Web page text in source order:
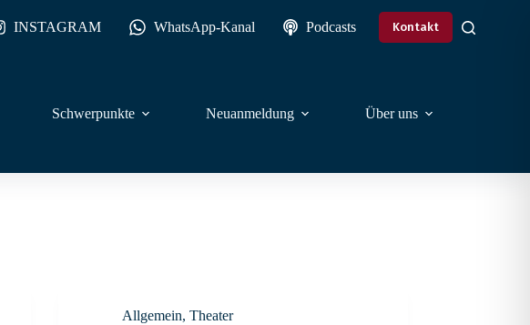
INSTAGRAM WhatsApp-Kanal Podcasts Kontakt
Schwerpunkte Neuanmeldung Über uns
Allgemein,Theater